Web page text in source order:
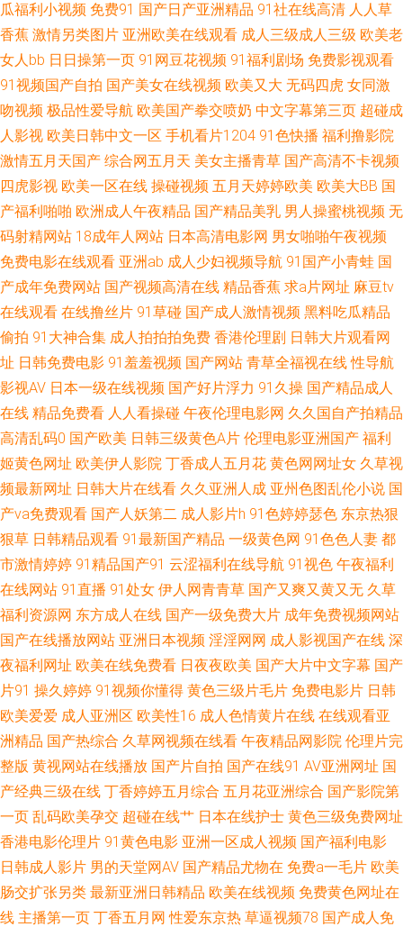
美日韩A级 丝袜AV五月天堂 91含羞草网站 成人a∨∨在线 欧美乱日 黄色网子
日韩欧美A片 91大片在线观看 超碰激情人妻在线 黄色电影小说网站 欧美一A
一片传媒 一区一区精华液 超碰福利影院 激情影院海角 日本免费www 亚洲午
夜久久 97资源网色色 国产观看 男人的天堂阴色网 天天操B网 91免费性爱网
日韩123AV 91黄色废料 成人毛片网址 激情文学天美 日韩色网wy 综合精品系
列 wwwcn激情 国产资源网 欧美日韩123区 午夜老司机电影网 ts性爱 久久欧
洲精品 日韩一级免费视频 91大神精品 大香蕉777西瓜 久久大伊人 日韩A在
线中文 尤物导航福利 wwwqv美女 午夜少妇码 俺去也激情综合网 激情试看三
级 日本精品人妖五区 亚洲一区97色 AV按摩影院 国产精品第99 欧美精品爱
爱 婷婷社区老牛 avav爱豆久 后入大屁股在线 人人超碰人人 亚洲一二三 av福
利网址 国产视频在线观看 欧美性爱日本 午夜无码av网站 AA福利影院 激情内
射欧美 日本中文字幕成人 91高清视频在线 大香蕉伊人AV网 老司机福利天堂
婷婷五月天成人网 91在线观看视频 国产精品久久码一 欧美午夜激情影院 18
日本综合无码 69人人 东京热av在线 欧美久久成人网站 伊人影院大香蕉 成人
性视频 超碰97人 久热久热 五月婷婷大香蕉 av入口在线韩国 韩日探花影视
日本黄123区 91免费看片白丝 国产草草浮力影院 欧美色老精品 亚洲成人午
夜剧场 A色在线观看 精品91国产0 日本女人日叉网站 91看频 国产黑丝91 午
夜无码久久 av资源网站 九九大香蕉 女同互怼互操 日本不卡成人 91破处免费
看 国产喷水自拍 日韩色综合网 91老司机福利 韩国日本视频 亚洲第七页国产
瓜福利小视频 免费91 国产日产亚洲精品 91社在线高清 人人草
香蕉 激情另类图片 亚洲欧美在线观看 成人三级成人三级 欧美老
女人bb 日日操第一页 91网豆花视频 91福利剧场 免费影视观看
91视频国产自拍 国产美女在线视频 欧美又大 无码四虎 女同激
吻视频 极品性爱导航 欧美国产拳交喷奶 中文字幕第三页 超碰成
人影视 欧美日韩中文一区 手机看片1204 91色快播 福利撸影院
激情五月天国产 综合网五月天 美女主播青草 国产高清不卡视频
四虎影视 欧美一区在线 操碰视频 五月天婷婷欧美 欧美大BB 国
产福利啪啪 欧洲成人午夜精品 国产精品美乳 男人操蜜桃视频 无
码射精网站 18成年人网站 日本高清电影网 男女啪啪午夜视频
免费电影在线观看 亚洲ab 成人少妇视频导航 91国产小青蛙 国
产成年免费网站 国产视频高清在线 精品香蕉 求a片网址 麻豆tv
在线观看 在线撸丝片 91草碰 国产成人激情视频 黑料吃瓜精品
偷拍 91大神合集 成人拍拍拍免费 香港伦理剧 日韩大片观看网
址 日韩免费电影 91羞羞视频 国产网站 青草全福视在线 性导航
影视AV 日本一级在线视频 国产好片浮力 91久操 国产精品成人
在线 精品免费看 人人看操碰 午夜伦理电影网 久久国自产拍精品
高清乱码0 国产欧美 日韩三级黄色A片 伦理电影亚洲国产 福利
姬黄色网址 欧美伊人影院 丁香成人五月花 黄色网网址女 久草视
频最新网址 日韩大片在线看 久久亚洲人成 亚州色图乱伦小说 国
产va免费观看 国产人妖第二 成人影片h 91色婷婷瑟色 东京热狠
狠草 日韩精品观看 91最新国产精品 一级黄色网 91色色人妻 都
市激情婷婷 91精品国产91 云涩福利在线导航 91视色 午夜福利
在线网站 91直播 91处女 伊人网青青草 国产又爽又黄又无 久草
福利资源网 东方成人在线 国产一级免费大片 成年免费视频网站
国产在线播放网站 亚洲日本视频 淫淫网网 成人影视国产在线 深
夜福利网址 欧美在线免费看 日夜夜欧美 国产大片中文字幕 国产
片91 操久婷婷 91视频你懂得 黄色三级片毛片 免费电影片 日韩
欧美爱爱 成人亚洲区 欧美性16 成人色情黄片在线 在线观看亚
洲精品 国产热综合 久草网视频在线看 午夜精品网影院 伦理片完
整版 黄视网站在线播放 国产片自拍 国产在线91 AV亚洲网址 国
产经典三级在线 丁香婷婷五月综合 五月花亚洲综合 国产影院第
一页 乱码欧美孕交 超碰在线艹 日本在线护士 黄色三级免费网址
香港电影伦理片 91黄色电影 亚洲一区成人视频 国产福利电影
日韩成人影片 男的天堂网AV 国产精品尤物在 免费a一毛片 欧美
肠交扩张另类 最新亚洲日韩精品 欧美在线视频 免费黄色网址在
线 主播第一页 丁香五月网 性爱东京热 草逼视频78 国产成人免